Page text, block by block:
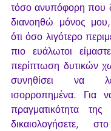
τόσο ανυπόφορη που
διανοηθώ μόνος
ότι όσο λιγότερο
πιο ευάλωτοι
περίπτωση δυτικών
συνηθίσει να
ισορροπημένα. Για
πραγματικότητα
δικαιολογήσετε,